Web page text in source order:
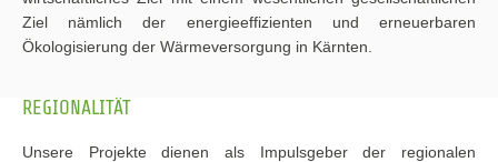
Ziel nämlich der energieeffizienten und erneuerbaren
Ökologisierung der Wärmeversorgung in Kärnten.
REGIONALITÄT
Unsere Projekte dienen als Impulsgeber der regionalen